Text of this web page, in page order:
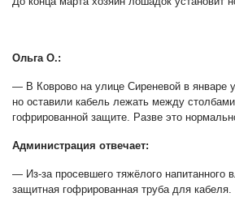
Ольга О.:
— В Коврово на улице Сиреневой в январе
но оставили кабель лежать между
гофрированной защите. Разве это
Администрация отвечает:
— Из-за просевшего тяжёлого напитанного
защитная гофрированная труба для